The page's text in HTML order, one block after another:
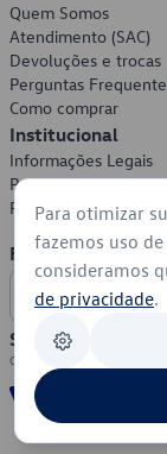
Quem Somos
Atendimento (SAC)
Devoluções e trocas
Perguntas
Como comprar
Institucional
Informações Legais
Política de
Política de Cookies
Formas de
Segurança
Para otimizar
fazemos uso
consideramos
de privacidade.